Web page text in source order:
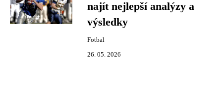
najít nejlepší analýzy a
výsledky
Fotbal
26. 05. 2026